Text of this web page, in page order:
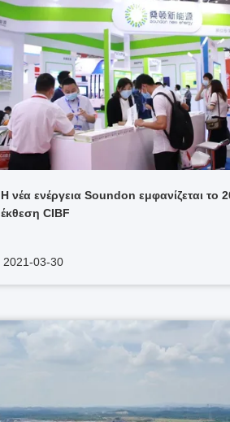
Η νέα ενέργεια Soundon εμφανίζεται το
έκθεση CIBF
2021-03-30